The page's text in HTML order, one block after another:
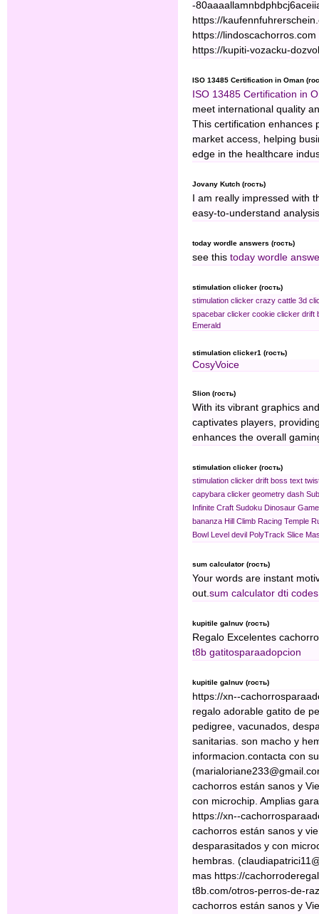
-
https://
https://
https://kupiti-vozacku-
ISO 13485 Certification in Oman
ISO 13485 Certification in
meet international quality
This certification enhances
market access, helping
edge in the healthcare
Jovany Kutch (гость)
I am really impressed with
easy-to-understand
today wordle answers (гость)
see this today wordle
stimulation clicker (гость)
stimulation clicker crazy cattle 3d
spacebar clicker cookie clicker drift
Emerald
stimulation clicker1 (гость)
CosyVoice
Slion (гость)
With its vibrant graphics
captivates players,
enhances the overall
stimulation clicker (гость)
stimulation clicker drift boss text
capybara clicker geometry dash
Infinite Craft Sudoku Dinosaur Game
bananza Hill Climb Racing Temple
Bowl Level devil PolyTrack Slice
sum calculator (гость)
Your words are instant
out. sum calculator dti codes
kupitile galnuv (гость)
Regalo Excelentes
t8b gatitosparaadopcion
kupitile galnuv (гость)
https://xn--
regalo adorable gatito de
pedigree, vacunados,
sanitarias. son macho y
informacion.contacta con
cachorros están sanos y
con microchip. Amplias
https://xn--
cachorros están sanos y
desparasitados y con
hembras.
mas https://
t8b.com/otros-perros-de-
cachorros están sanos y